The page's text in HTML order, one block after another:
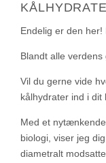
Endelig er den
Blandt alle
Vil du gerne vide
kålhydrater ind i dit
Med et
biologi, viser jeg
diametralt